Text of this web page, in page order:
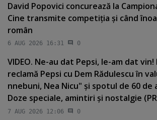
David Popovici concurează la
Cine transmite competiţia şi când
român
6 AUG 2026 16:31 0
VIDEO. Ne-au dat Pepsi, le-am dat vin!
reclamă Pepsi cu Dem Rădulescu în
nnebuni, Nea Nicu" şi spotul de 60 de
Doze speciale, amintiri şi nostalgie
7 AUG 2026 12:06 0